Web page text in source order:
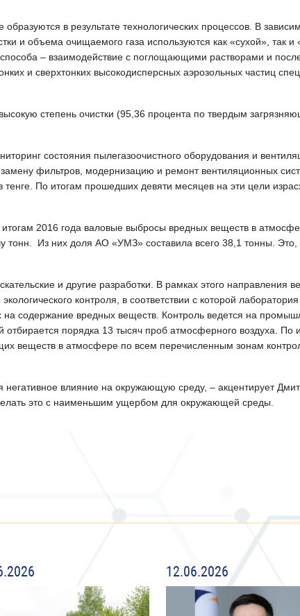
в результате технологических процессов. В
и объема очи­щае­мого газа используются как «сухой», так
– взаимодействие с поглощающими растворами и
и сверхтонких высокодисперсных аэрозольных частиц
степень очистки (95,36 процента по твердым
состояния пылегазоочистного оборудования и
фильтров, модернизацию и ремонт вентиляционных
По итогам прошедших девяти месяцев на эти цели
2016 года валовые выбросы вредных веществ в
тонн. Из них доля АО «УМЗ» составила всего 38,1 тонны. Это,
и другие разработки. В рамках этого направления
контроля, в соответствии с которой
содержание вредных веществ. Контроль ведется на
порядка 13 тысяч проб атмосферного воздуха. По
веществ в ат­мосфере по всем перечисленным зонам
негативное влияние на окружающую среду, – акцентирует
это с наименьшим ущербом для окружающей среды.
12.06.2026